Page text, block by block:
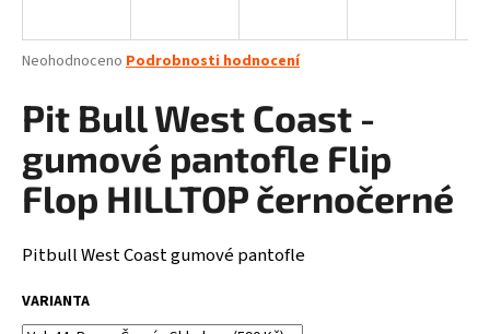
Průměrné
produktu
je
z
5
hvězdiček.
Neohodnoceno Podrobnosti hodnocení
Pit Bull West Coast -
gumové pantofle Flip
Flop HILLTOP černočerné
Pitbull West Coast gumové pantofle
VARIANTA
j
t
?
HLEDAT